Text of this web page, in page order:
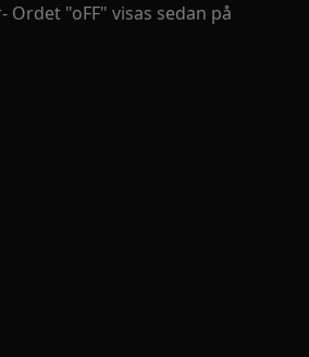
Ordet "oFF" visas sedan på